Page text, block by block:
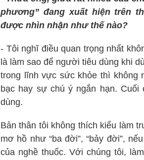
phương” đang xuất hiện trên
được nhìn nhận như thế nào?
- Tôi nghĩ điều quan trọng nhất
là làm sao để người tiêu dùng khi
trong lĩnh vực sức khỏe thì không
bạc hay sự chú ý ngắn hạn.
dùng.
Bản thân tôi không thích kiểu làm
mơ hồ như “ba đời”, “bảy đời”,
của nghề thuốc. Với chúng tôi,